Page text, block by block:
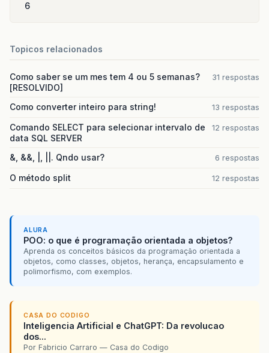
6
Topicos relacionados
Como saber se um mes tem 4 ou 5 semanas?
[RESOLVIDO]
31 respostas
Como converter inteiro para string! 13 respostas
Comando SELECT para selecionar intervalo de
data SQL SERVER
12 respostas
&, &&, |, ||. Qndo usar? 6 respostas
O método split 12 respostas
ALURA
POO: o que é programação orientada a objetos?
Aprenda os conceitos básicos da programação orientada a
objetos, como classes, objetos, herança, encapsulamento e
polimorfismo, com exemplos.
CASA DO CODIGO
Inteligencia Artificial e ChatGPT: Da revolucao
dos...
Por Fabricio Carraro — Casa do Codigo